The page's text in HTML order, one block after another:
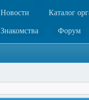
Новости Каталог
Знакомства Форум